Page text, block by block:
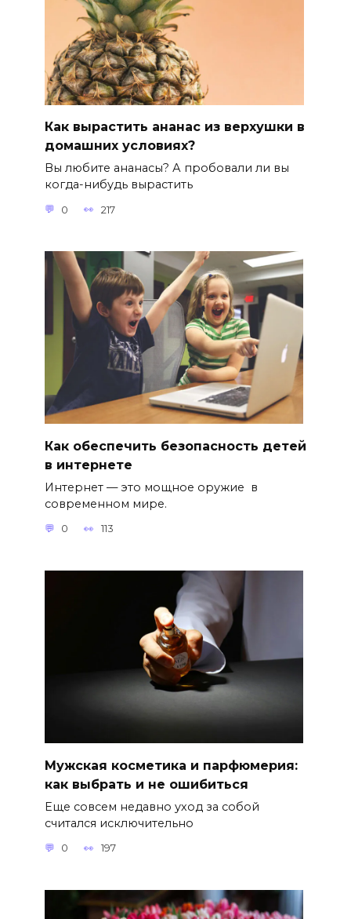
Как вырастить ананас из верхушки в
домашних условиях?
Вы любите ананасы? А пробовали ли вы
когда-нибудь вырастить
0 217
Как обеспечить безопасность детей
в интернете
Интернет — это мощное оружие в
современном мире.
0 113
Мужская косметика и парфюмерия:
как выбрать и не ошибиться
Еще совсем недавно уход за собой
считался исключительно
0 197